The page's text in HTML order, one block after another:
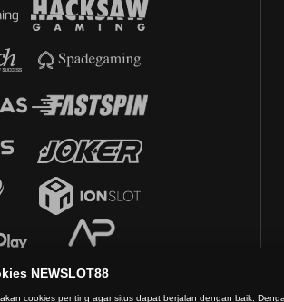
NEWSLOT88
cookies penting agar situs dapat berjalan dengan baik.